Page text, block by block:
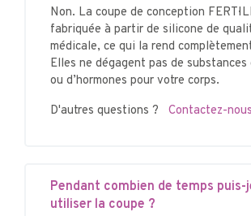
Non. La coupe de conception
fabriquée à partir de silicone de
médicale, ce qui la rend
Elles ne dégagent pas de substances
ou d’hormones pour votre corps.
D'autres questions ? Contactez-nous
Pendant combien de temps puis-
utiliser la coupe ?